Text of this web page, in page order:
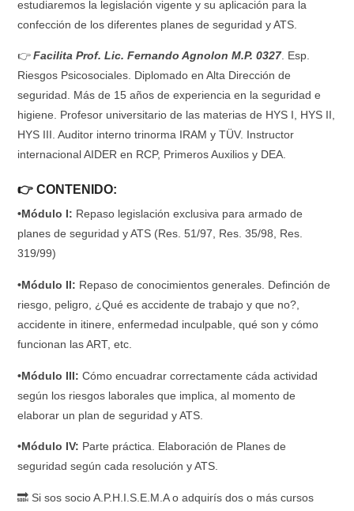
estudiaremos la legislación vigente y su aplicación para la
confección de los diferentes planes de seguridad y ATS.
👉Facilita Prof. Lic. Fernando Agnolon M.P. 0327. Esp.
Riesgos Psicosociales. Diplomado en Alta Dirección de
seguridad. Más de 15 años de experiencia en la seguridad e
higiene. Profesor universitario de las materias de HYS I, HYS II,
HYS III. Auditor interno trinorma IRAM y TÜV. Instructor
internacional AIDER en RCP, Primeros Auxilios y DEA.
👉 CONTENIDO:
•Módulo I: Repaso legislación exclusiva para armado de
planes de seguridad y ATS (Res. 51/97, Res. 35/98, Res.
319/99)
•Módulo II: Repaso de conocimientos generales. Definción de
riesgo, peligro, ¿Qué es accidente de trabajo y que no?,
accidente in itinere, enfermedad inculpable, qué son y cómo
funcionan las ART, etc.
•Módulo III: Cómo encuadrar correctamente cáda actividad
según los riesgos laborales que implica, al momento de
elaborar un plan de seguridad y ATS.
•Módulo IV: Parte práctica. Elaboración de Planes de
seguridad según cada resolución y ATS.
🔜 Si sos socio A.P.H.I.S.E.M.A o adquirís dos o más cursos